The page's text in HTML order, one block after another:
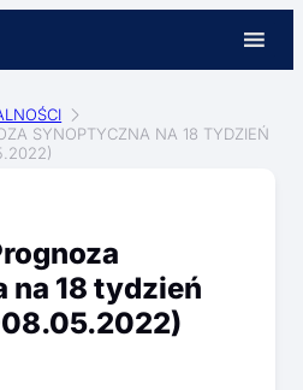
SYNOPTYCZNA NA 18 TYDZIEŃ
18 tydzień